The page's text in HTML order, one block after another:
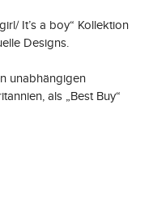
It’s a boy“ Kollektion
Designs.
unabhängigen
als „Best Buy“